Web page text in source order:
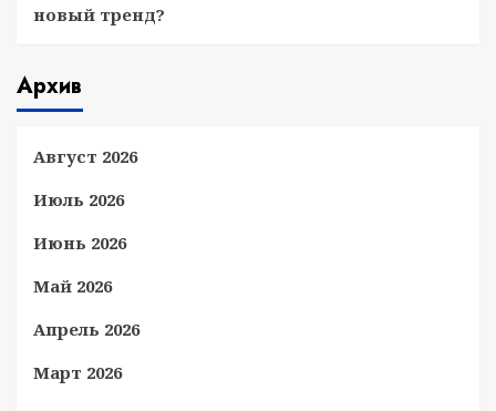
новый тренд?
Архив
Август 2026
Июль 2026
Июнь 2026
Май 2026
Апрель 2026
Март 2026